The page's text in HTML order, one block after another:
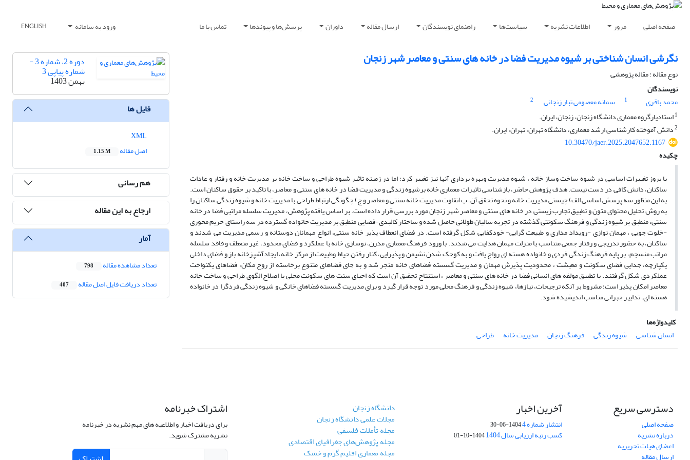
صفحه اصلی مرور اطلاعات نشریه سیاست‌ها راهنمای نویسندگان ارسال مقاله داوران پرسش‌ها و پیوندها تماس با ما ورود به سامانه ENGLISH
نگرشی انسان شناختی بر شیوه مدیریت فضا در خانه های سنتی و معاصر شهر زنجان
نوع مقاله : مقاله پژوهشی
نویسندگان
محمد باقری
1 سمانه معصومی تبار زنجانی
2
1استادیارگروه معماری دانشگاه زنجان، زنجان، ایران.
2دانش آموخته کارشناسی ارشد معماری، دانشگاه تهران، تهران، ایران.
10.30470/jaer.2025.2047652.1167
چکیده
با بروز تغییرات اساسی در شیوه ساخت وساز خانه ، شیوه مدیریت وبهره برداری آنها نیز تغییر کرد؛ اما در زمینه تاثیر شیوه طراحی و ساخت خانه بر مدیریت خانه و رفتار و عادات
ساکنان، دانش کافی در دست نیست. هدف پژوهش حاضر، بازشناسی تاثیرات معماری خانه برشیوه زندگی و مدیریت فضا در خانه های سنتی و معاصر، با تاکید بر حقوق ساکنان است.
به این منظور سه پرسش اساسی الف) چیستی مدیریت خانه و نحوه تحقق آن، ب)تفاوت مدیریت خانه سنتی و معاصر و ج) چگونگی ارتباط طراحی با مدیریت خانه و شیوه زندگی ساکنان را
به روش تحلیل محتوای متون و تطبیق تجارب زیستی در خانه های سنتی و معاصر شهر زنجان مورد بررسی قرار داده است. بر اساس یافته پژوهش، مدیریت سلسله مراتبی فضا در خانه‌
سنتی، منطبق بر شیوه زندگی و فرهنگ سکونتی گذشته در تجربه سالیان طولانی حاصل شده و ساختار کالبدی-فضایی منطبق بر مدیریت خانواده گسترده در سه راستای حریم محوری
-خلوت جویی ، مهمان نوازی -رویداد مداری و طبیعت گرایی- خودکفایی شکل گرفته است. در فضای انعطاف پذیر خانه سنتی، انواع مهمانان دوستانه و رسمی مدیریت می شدند و
ساکنان، به حضور تدریجی و رفتار جمعی متناسب با منزلت مهمان هدایت می شدند. با ورود فرهنگ معماری مدرن، نوسازی خانه با عملکرد و فضای محدود، غیر منعطف و فاقد سلسله
مراتب منسجم، بر پایه فرهنگ زندگی فردی و خانواده هسته ای رواج یافت و به کوچک شدن نشیمن و پذیرایی، کنار رفتن حیاط وطبیعت از مرکز خانه، ایجادآشپزخانه باز و فضای داخلی
یکپارچه، جدایی فضای سکونت و معیشت ، محدودیت پذیرش مهمان و مدیریت گسسته فضاهای خانه منجر شد و به جای فضاهای متنوع برخاسته از روح مکان، فضاهای یکنواخت
عملکردی شکل گرفتند. با تطبیق مولفه های انسانی فضا در خانه های سنتی و معاصر ، استنتاج تحقیق آن است که احیای سنت های سکونت محلی با اصلاح الگوی طراحی و ساخت خانه
معاصر امکان پذیر است؛ مشروط بر آنکه ترجیحات، نیازها، شیوه زندگی و فرهنگ محلی مورد توجه قرار گیرد و برای مدیریت گسسته فضاهای خانگی و شیوه زندگی فردگرا در خانواده
هسته ای، تدابیر جبرانی مناسب اندیشیده شود.
کلیدواژه‌ها
انسان شناسی
شیوه زندگی فرهنگ زنجان مدیریت خانه طراحی
دوره 2، شماره 3 -
شماره پیاپی 3
بهمن 1403
فایل ها
اصل مقاله
1.15 M
هم رسانی
ارجاع به این مقاله
آمار
تعداد مشاهده مقاله 798
تعداد دریافت فایل اصل مقاله 407
دسترسی سریع
صفحه اصلی
درباره نشریه
اعضای هیات تحریریه
ارسال مقاله
آخرین اخبار
انتشار شماره 4 1404-06-30
کسب رتبه ارزیابی سال 1404 1404-10-01
دانشگاه زنجان
مجلات علمی دانشگاه زنجان
مجله تأملات فلسفی
مجله پژوهش‌های جغرافیای اقتصادی
مجله معماری اقلیم گرم و خشک
اشتراک خبرنامه
برای دریافت اخبار و اطلاعیه های مهم نشریه در خبرنامه
نشریه مشترک شوید.